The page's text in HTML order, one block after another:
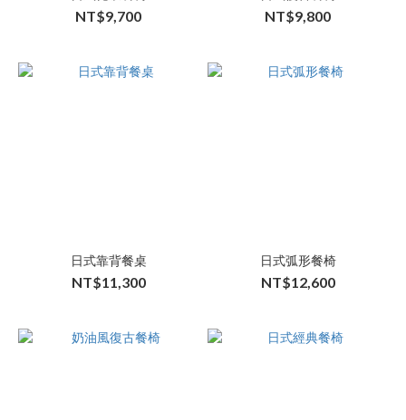
NT$9,700 NT$9,800
日式靠背餐桌
NT$11,300
日式弧形餐椅
NT$12,600